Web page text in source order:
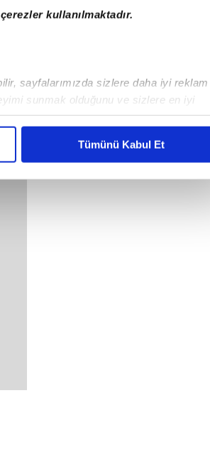
kullanılmaktadır.
sayfalarımızda sizlere daha iyi reklam
sunmak olduğunu ve sizlere en iyi
reklamların maliyetlerimizi karşılamak
kişilere ait çerezler kullanılmaktadır. Bu
toplumu hizmetlerinin sunulması
ve sizlere yönelik
dahilinde kullanılacaktır.
Çerezlere ilişkin detaylı bilgi için Ayarlar
Metnimizi okumak ve sitemizde ilgili
Tümünü Kabul Et